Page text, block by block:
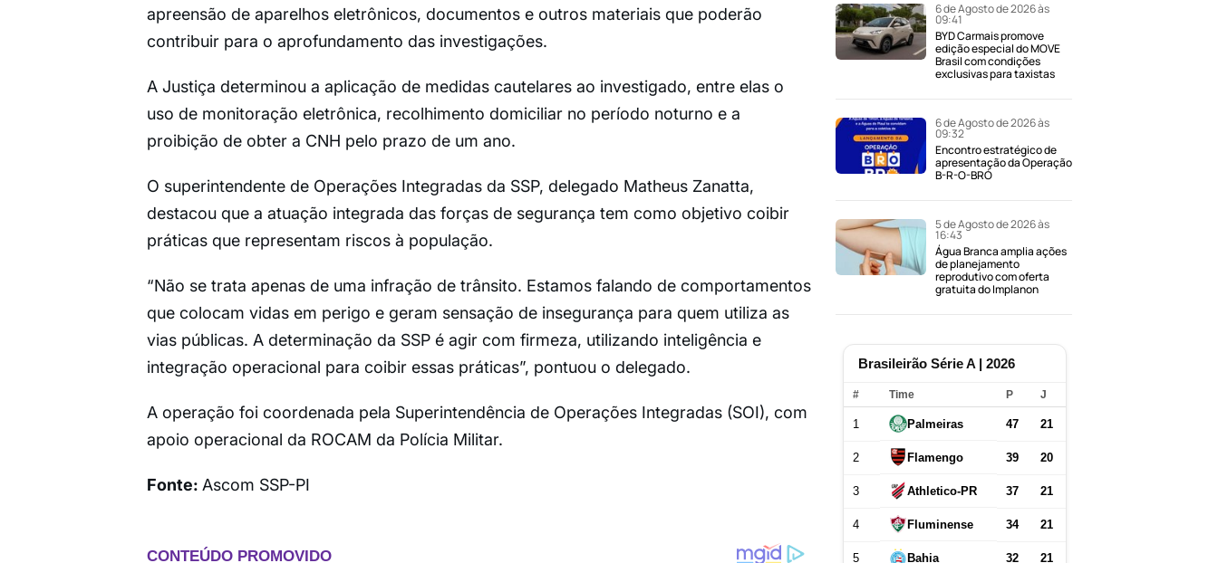
apreensão de aparelhos eletrônicos, documentos e outros materiais que poderão
contribuir para o aprofundamento das investigações.
A Justiça determinou a aplicação de medidas cautelares ao investigado, entre elas o
uso de monitoração eletrônica, recolhimento domiciliar no período noturno e a
proibição de obter a CNH pelo prazo de um ano.
O superintendente de Operações Integradas da SSP, delegado Matheus Zanatta,
destacou que a atuação integrada das forças de segurança tem como objetivo coibir
práticas que representam riscos à população.
“Não se trata apenas de uma infração de trânsito. Estamos falando de comportamentos
que colocam vidas em perigo e geram sensação de insegurança para quem utiliza as
vias públicas. A determinação da SSP é agir com firmeza, utilizando inteligência e
integração operacional para coibir essas práticas”, pontuou o delegado.
A operação foi coordenada pela Superintendência de Operações Integradas (SOI), com
apoio operacional da ROCAM da Polícia Militar.
Fonte: Ascom SSP-PI
6 de Agosto de 2026 às
09:41
BYD Carmais promove
edição especial do MOVE
Brasil com condições
exclusivas para taxistas
6 de Agosto de 2026 às
09:32
Encontro estratégico de
apresentação da Operação
B-R-O-BRÓ
5 de Agosto de 2026 às
16:43
Água Branca amplia ações
de planejamento
reprodutivo com oferta
gratuita do Implanon